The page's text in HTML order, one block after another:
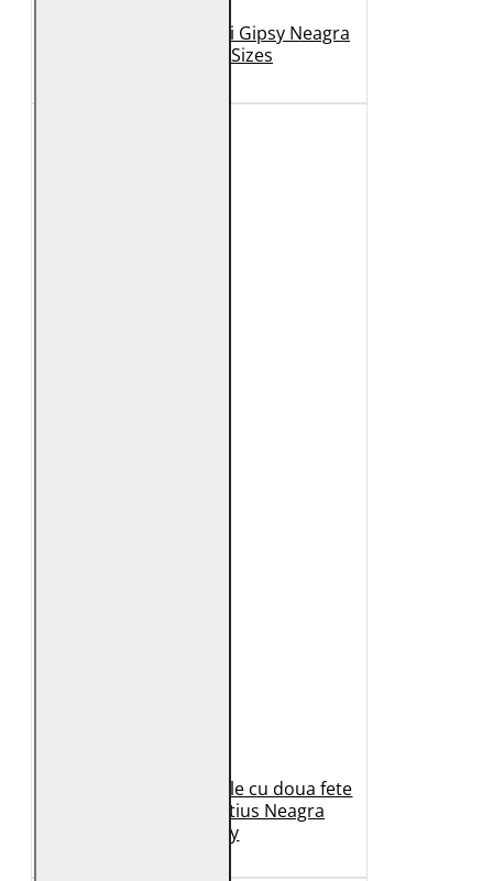
Geaca de Piele Barbati Gipsy Neagra
GBDerry Big Sizes
Geaca de Iarna din Piele cu doua fete
Dama 2.0 by Mauritius Neagra
G2WDilay